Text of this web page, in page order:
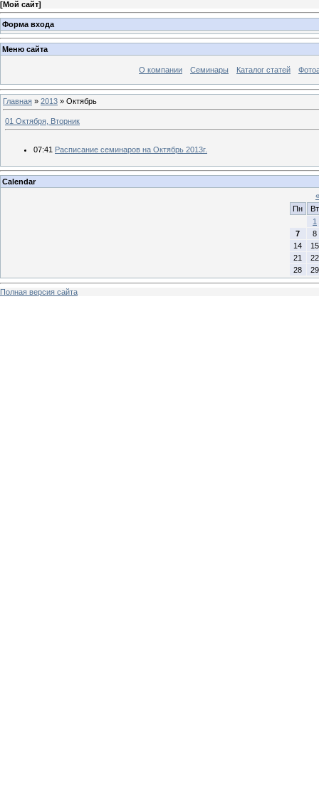
[Мой сайт]
Форма входа
Меню сайта
О компании Семинары Каталог статей
Главная » 2013 » Октябрь
01 Октября, Вторник
07:41 Расписание семинаров на Октябрь 2013г.
Calendar
«
Пн
Вт
1
7
8
14
15
21
22
28
29
Полная версия сайта